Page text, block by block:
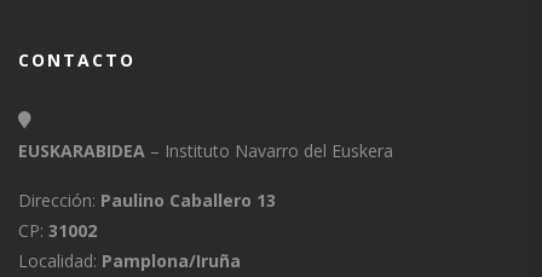
CONTACTO
EUSKARABIDEA – Instituto Navarro del Euskera
Dirección: Paulino Caballero 13
CP: 31002
Localidad: Pamplona/Iruña